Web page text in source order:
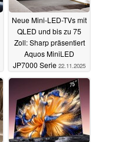
Neue Mini-LED-TVs mit
QLED und bis zu 75
Zoll: Sharp präsentiert
Aquos MiniLED
JP7000 Serie 22.11.2025